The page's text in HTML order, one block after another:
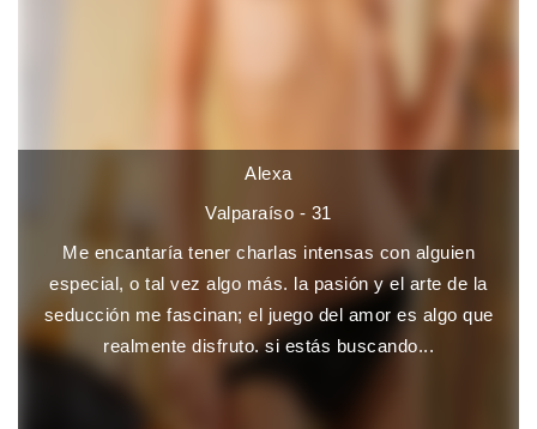
Alexa
Valparaíso - 31
Me encantaría tener charlas intensas con alguien
especial, o tal vez algo más. la pasión y el arte de la
seducción me fascinan; el juego del amor es algo que
realmente disfruto. si estás buscando...